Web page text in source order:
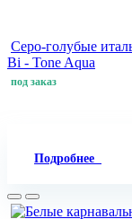
Серо-голубые
Bi - Tone Aqua
под заказ
Подробнее